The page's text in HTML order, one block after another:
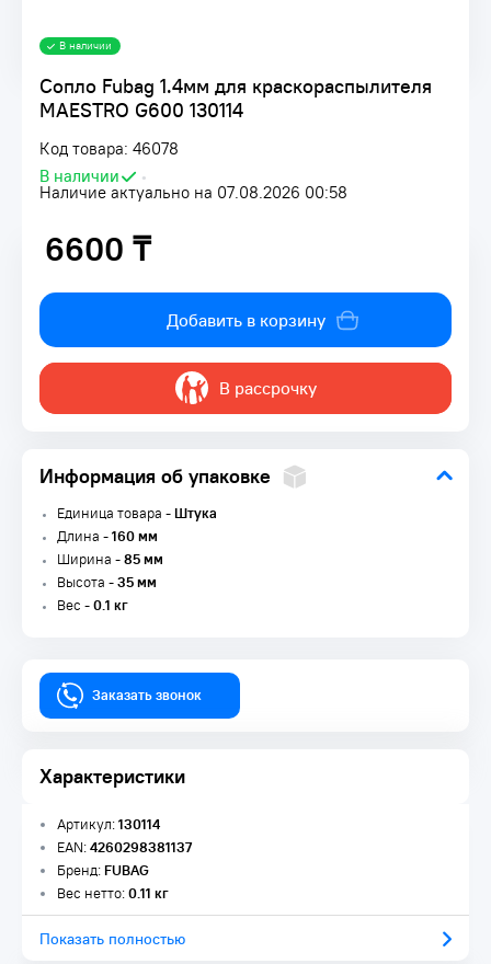
Сопло Fubag 1.4мм для краскораспылителя
MAESTRO G600 130114
Код товара: 46078
В наличии
•
Наличие актуально на 07.08.2026 00:58
В наличии
6600 ₸
6600 ₸
Добавить в корзину
В рассрочку
Информация об упаковке
Единица товара -Штука
Длина -160 мм
Ширина -85 мм
Высота -35 мм
Вес -0.1 кг
Заказать звонок
Характеристики
Артикул:130114
EAN:4260298381137
Бренд:FUBAG
Вес нетто:0.11 кг
Показать полностью